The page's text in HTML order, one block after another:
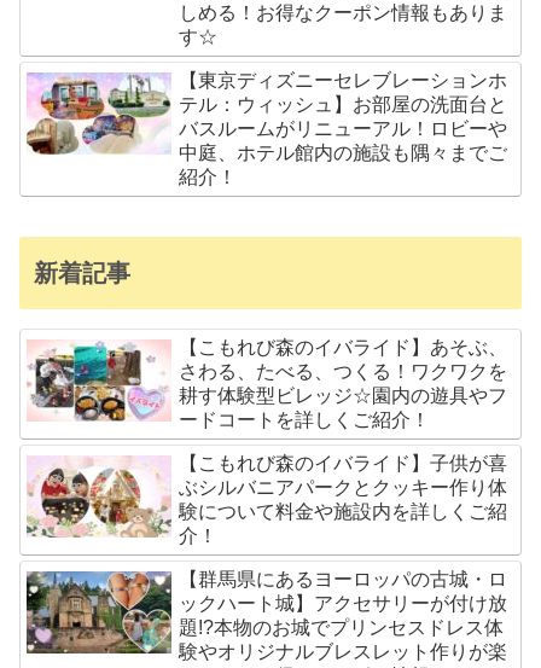
しめる！お得なクーポン情報もありま
す☆
【東京ディズニーセレブレーションホ
テル：ウィッシュ】お部屋の洗面台と
バスルームがリニューアル！ロビーや
中庭、ホテル館内の施設も隅々までご
紹介！
新着記事
【こもれび森のイバライド】あそぶ、
さわる、たべる、つくる！ワクワクを
耕す体験型ビレッジ☆園内の遊具やフ
ードコートを詳しくご紹介！
【こもれび森のイバライド】子供が喜
ぶシルバニアパークとクッキー作り体
験について料金や施設内を詳しくご紹
介！
【群馬県にあるヨーロッパの古城・ロ
ックハート城】アクセサリーが付け放
題!?本物のお城でプリンセスドレス体
験やオリジナルブレスレット作りが楽